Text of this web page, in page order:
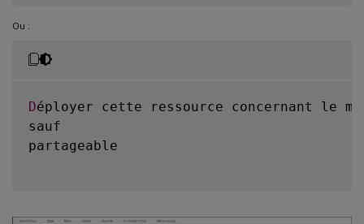
Ou :
Déployer cette ressource concernant le
sauf
partageable